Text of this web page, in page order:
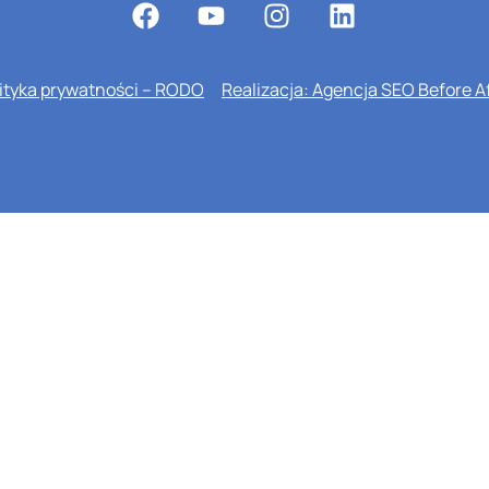
prywatności – RODO Realizacja: Agencja SEO Before